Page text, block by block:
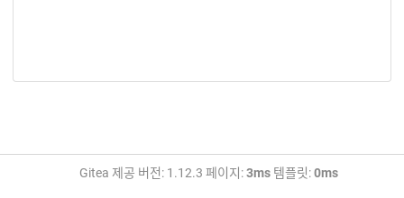
Gitea 제공 버전: 1.12.3 페이지:3ms템플릿:0ms